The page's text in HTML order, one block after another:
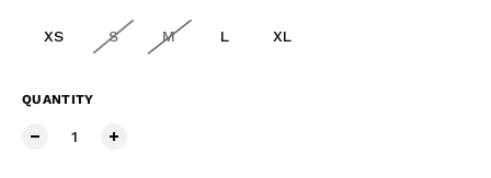
XS S M L XL
QUANTITY